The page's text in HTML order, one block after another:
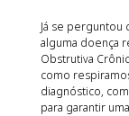
Já se perguntou
alguma doença
Obstrutiva
como
diagnóstico,
para garantir